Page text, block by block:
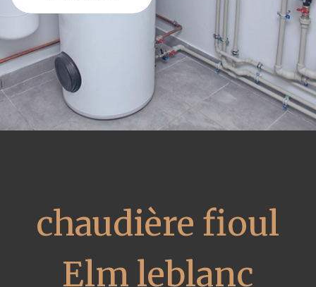
chaudière fioul
Elm leblanc